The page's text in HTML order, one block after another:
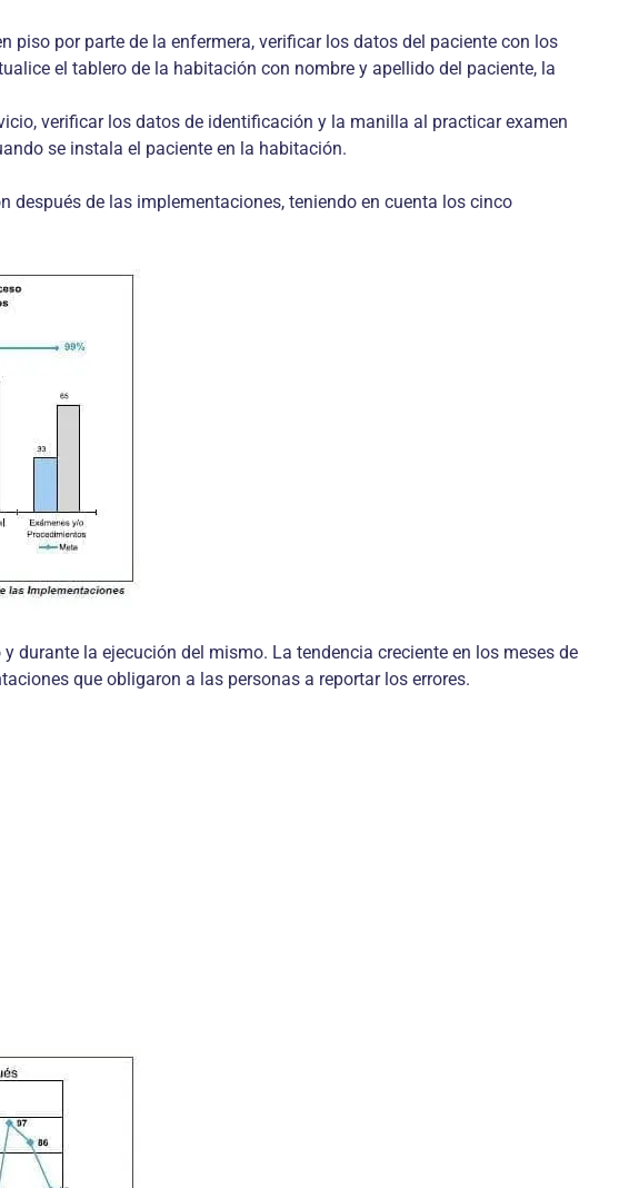
piso por parte de la enfermera, verificar los datos del paciente con los
el tablero de la habitación con nombre y apellido del paciente, la
verificar los datos de identificación y la manilla al practicar examen
se instala el paciente en la habitación.
de las implementaciones, teniendo en cuenta los cinco
durante la ejecución del mismo. La tendencia creciente en los meses de
que obligaron a las personas a reportar los errores.